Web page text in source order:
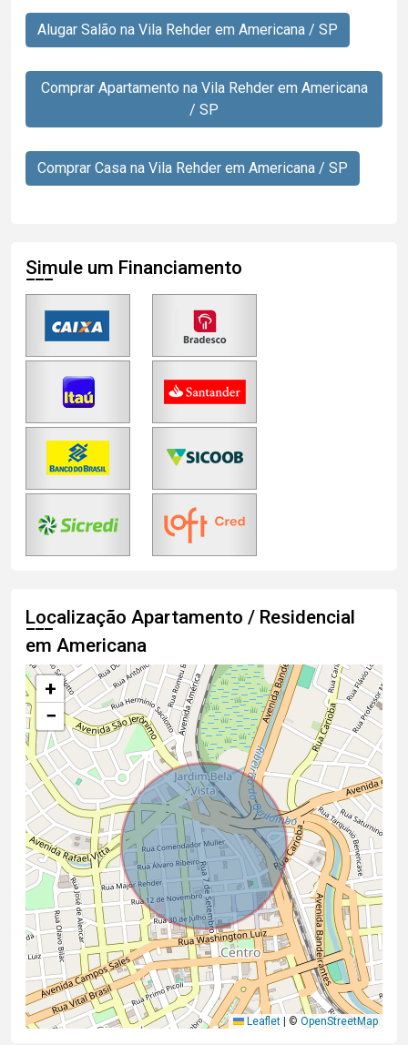
Alugar Salão na Vila Rehder em Americana / SP
Comprar Apartamento na Vila Rehder em Americana
/ SP
Comprar Casa na Vila Rehder em Americana / SP
Simule um Financiamento
Localização Apartamento / Residencial
em Americana
+
−
Leaflet © OpenStreetMap